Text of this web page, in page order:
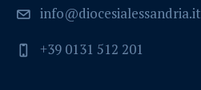
info@diocesialessandria.it
+39 0131 512 201